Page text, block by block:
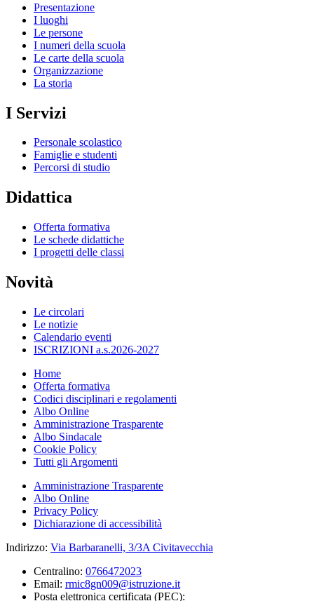
Presentazione
I luoghi
Le persone
I numeri della scuola
Le carte della scuola
Organizzazione
La storia
I Servizi
Personale scolastico
Famiglie e studenti
Percorsi di studio
Didattica
Offerta formativa
Le schede didattiche
I progetti delle classi
Novità
Le circolari
Le notizie
Calendario eventi
ISCRIZIONI a.s.2026-2027
Home
Offerta formativa
Codici disciplinari e regolamenti
Albo Online
Amministrazione Trasparente
Albo Sindacale
Cookie Policy
Tutti gli Argomenti
Amministrazione Trasparente
Albo Online
Privacy Policy
Dichiarazione di accessibilità
Indirizzo: Via Barbaranelli, 3/3A Civitavecchia
Centralino: 0766472023
Email: rmic8gn009@istruzione.it
Posta elettronica certificata (PEC):